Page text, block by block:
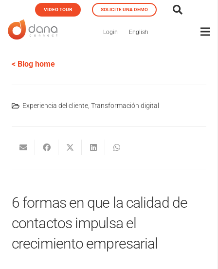
VIDEO TOUR SOLICITE UNA DEMO
Login English
< Blog home
Experiencia del cliente, Transformación digital
6 formas en que la calidad de
contactos impulsa el
crecimiento empresarial